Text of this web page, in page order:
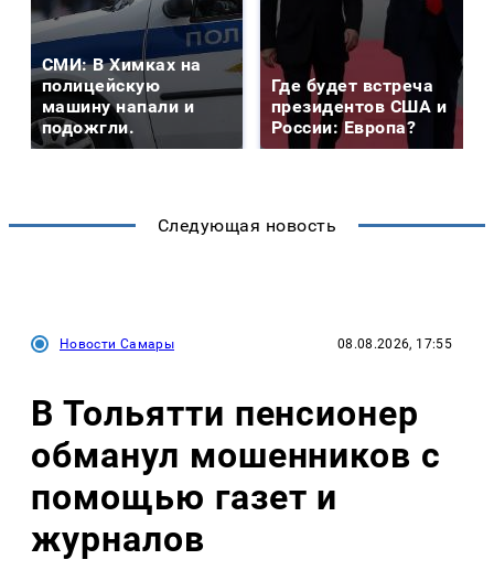
СМИ: В Химках на
полицейскую
машину напали и
подожгли.
Где будет встреча
президентов США и
России: Европа?
Следующая новость
Новости Самары 08.08.2026, 17:55
В Тольятти пенсионер
обманул мошенников с
помощью газет и
журналов